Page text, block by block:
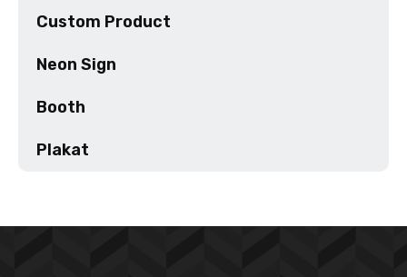
Custom Product
Neon Sign
Booth
Plakat